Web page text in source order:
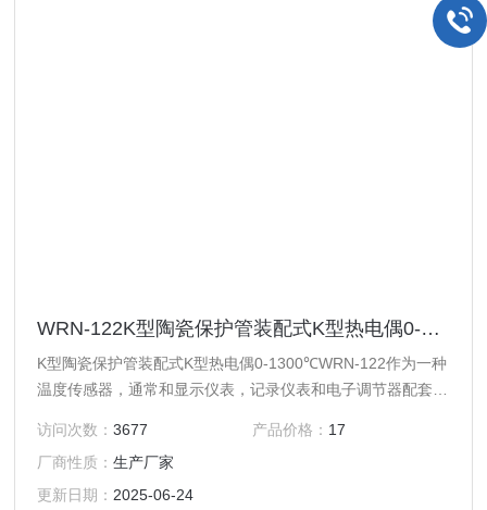
WRN-122K型陶瓷保护管装配式K型热电偶0-1300℃WRN-122
K型陶瓷保护管装配式K型热电偶0-1300℃WRN-122作为一种
温度传感器，通常和显示仪表，记录仪表和电子调节器配套使
和气体介质以及固体的表面温度。它具有线性度好，热电动势
较大，灵敏度高，稳定性和均匀性较好，抗氧化性能强，价格
便宜等优点，能用于氧化性惰性气氛中广泛为用户所采用。
访问次数：3677 产品价格： 17
厂商性质：生产厂家
更新日期： 2025-06-24